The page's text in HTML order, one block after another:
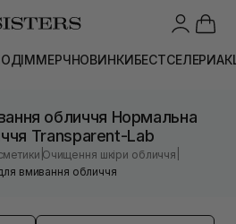
ДІММЕРЧНОВИНКИБЕСТСЕЛЕРИ
обличчя Нормальна
Transparent-Lab
|Очищення шкіри обличчя
вмивання обличчя